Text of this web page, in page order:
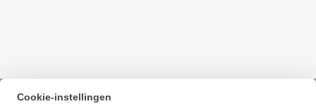
Beginpagina· Oliekeerring 26x35x7mm BASL NBR 70
Cookie-instellingen